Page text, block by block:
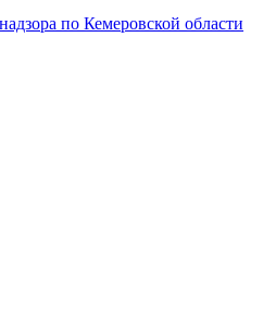
по Кемеровской области